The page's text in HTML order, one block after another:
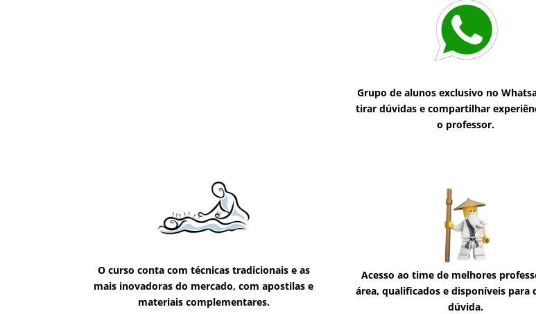
Grupo de alunos exclusivo no
tirar dúvidas e compartilhar
o professor.
O curso conta com técnicas tradicionais e as
mais inovadoras do mercado, com apostilas e
materiais complementares.
Acesso ao time de melhores
área, qualificados e disponíveis para
dúvida.